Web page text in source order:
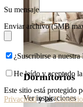
Dormitorios
Ver inspiraciones
Su mensaje
Enviar archivo (5MB
¿Suscribirse a
He leído y aceptado la
Este sitio está protegido
Privacidady las